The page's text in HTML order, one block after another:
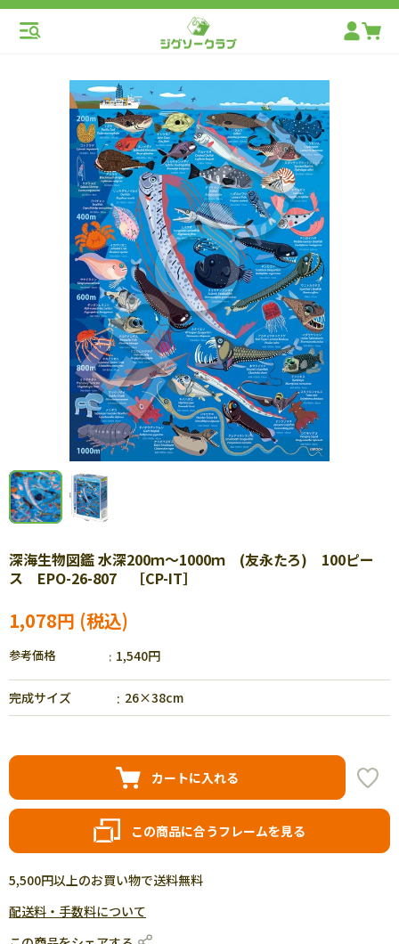
深海生物図鑑 水深200ｍ～1000ｍ (友永たろ) 100ピー
ス EPO-26-807 ［CP-IT］
1,078円
参考価格 1,540円
完成サイズ 26×38cm
カートに入れる
この商品に合うフレームを見る
5,500円以上のお買い物で送料無料
配送料・手数料について